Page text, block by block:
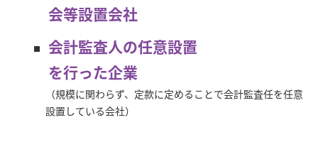
会等設置会社
️会計監査人の任意設置
を行った企業
（規模に関わらず、定款に定めることで会計監査任を任意
設置している会社）